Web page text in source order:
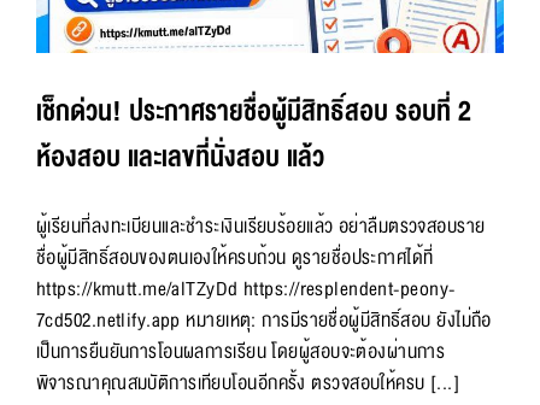
เช็กด่วน! ประกาศรายชื่อผู้มีสิทธิ์สอบ รอบที่ 2
ห้องสอบ และเลขที่นั่งสอบ แล้ว
ผู้เรียนที่ลงทะเบียนและชำระเงินเรียบร้อยแล้ว อย่าลืมตรวจสอบราย
ชื่อผู้มีสิทธิ์สอบของตนเองให้ครบถ้วน ดูรายชื่อประกาศได้ที่
https://kmutt.me/alTZyDd https://resplendent-peony-
7cd502.netlify.app หมายเหตุ: การมีรายชื่อผู้มีสิทธิ์สอบ ยังไม่ถือ
เป็นการยืนยันการโอนผลการเรียน โดยผู้สอบจะต้องผ่านการ
พิจารณาคุณสมบัติการเทียบโอนอีกครั้ง ตรวจสอบให้ครบ [...]